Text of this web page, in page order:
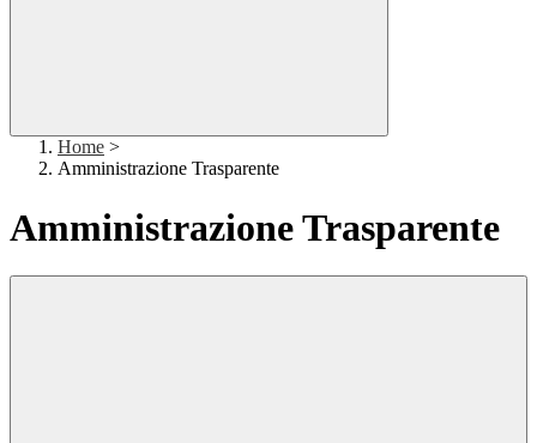
Home >
Amministrazione Trasparente
Amministrazione Trasparente